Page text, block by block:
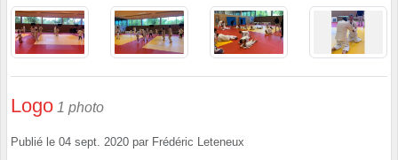
Logo 1 photo
Publié le 04 sept. 2020 par Frédéric Leteneux